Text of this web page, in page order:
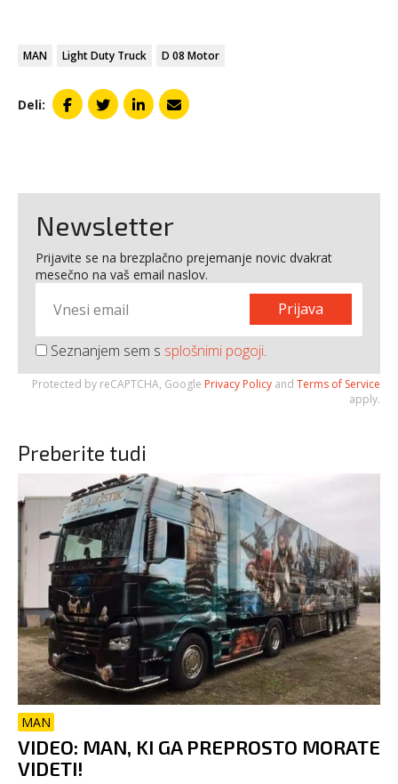
MAN Light Duty Truck D 08 Motor
Deli:
Newsletter
Prijavite se na brezplačno prejemanje novic dvakrat
mesečno na vaš email naslov.
Prijava
Seznanjem sem s splošnimi pogoji.
Protected by reCAPTCHA, Google Privacy Policy and Terms of Service
apply.
Preberite tudi
MAN
VIDEO: MAN, KI GA PREPROSTO MORATE
VIDETI!